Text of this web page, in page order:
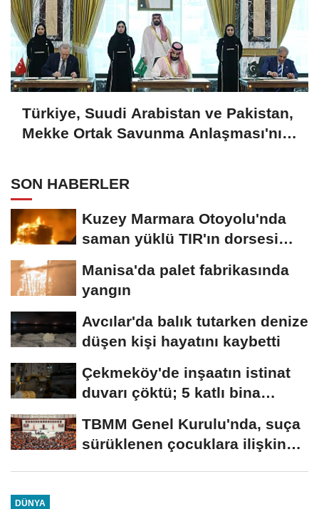
Türkiye, Suudi Arabistan ve Pakistan,
Mekke Ortak Savunma Anlaşması'nı
SON HABERLER
Kuzey Marmara Otoyolu'nda
saman yüklü TIR'ın dorsesi
Manisa'da palet fabrikasında
yangın
Avcılar'da balık tutarken denize
düşen kişi hayatını kaybetti
Çekmeköy'de inşaatın istinat
duvarı çöktü; 5 katlı bina
TBMM Genel Kurulu'nda, suça
sürüklenen çocuklara ilişkin
DÜNYA